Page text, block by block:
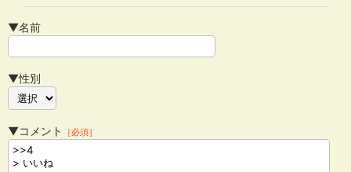
▼名前
▼性別
▼コメント ［必須］